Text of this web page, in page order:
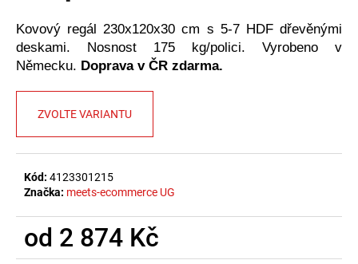
Kovový regál 230x120x30 cm s 5-7 HDF dřevěnými
deskami. Nosnost 175 kg/polici. Vyrobeno v
Německu. Doprava v ČR zdarma.
ZVOLTE VARIANTU
Kód: 4123301215
Značka: meets-ecommerce UG
od 2 874 Kč
Měrná
u
j
e
m
e